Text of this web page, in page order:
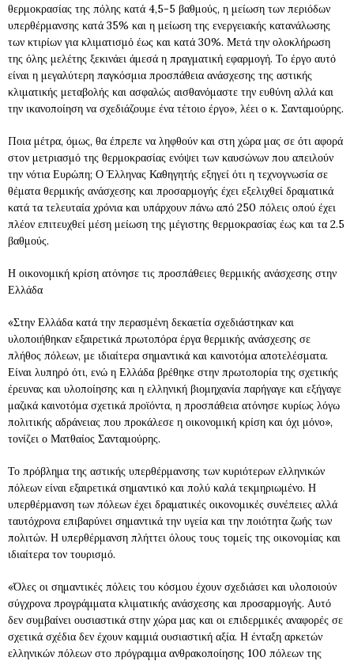
θερμοκρασίας της πόλης κατά 4,5-5 βαθμούς, η μείωση των περιόδων
υπερθέρμανσης κατά 35% και η μείωση της ενεργειακής κατανάλωσης
των κτιρίων για κλιματισμό έως και κατά 30%. Μετά την ολοκλήρωση
της όλης μελέτης ξεκινάει άμεσά η πραγματική εφαρμογή. Το έργο αυτό
είναι η μεγαλύτερη παγκόσμια προσπάθεια ανάσχεσης της αστικής
κλιματικής μεταβολής και ασφαλώς αισθανόμαστε την ευθύνη αλλά και
την ικανοποίηση να σχεδιάζουμε ένα τέτοιο έργο», λέει ο κ. Σανταμούρης.
Ποια μέτρα, όμως, θα έπρεπε να ληφθούν και στη χώρα μας σε ότι αφορά
στον μετριασμό της θερμοκρασίας ενόψει των καυσώνων που απειλούν
την νότια Ευρώπη; Ο Έλληνας Καθηγητής εξηγεί ότι η τεχνογνωσία σε
θέματα θερμικής ανάσχεσης και προσαρμογής έχει εξελιχθεί δραματικά
κατά τα τελευταία χρόνια και υπάρχουν πάνω από 250 πόλεις οπού έχει
πλέον επιτευχθεί μέση μείωση της μέγιστης θερμοκρασίας έως και τα 2.5
βαθμούς.
Η οικονομική κρίση ατόνησε τις προσπάθειες θερμικής ανάσχεσης στην
Ελλάδα
«Στην Ελλάδα κατά την περασμένη δεκαετία σχεδιάστηκαν και
υλοποιήθηκαν εξαιρετικά πρωτοπόρα έργα θερμικής ανάσχεσης σε
πλήθος πόλεων, με ιδιαίτερα σημαντικά και καινοτόμα αποτελέσματα.
Είναι λυπηρό ότι, ενώ η Ελλάδα βρέθηκε στην πρωτοπορία της σχετικής
έρευνας και υλοποίησης και η ελληνική βιομηχανία παρήγαγε και εξήγαγε
μαζικά καινοτόμα σχετικά προϊόντα, η προσπάθεια ατόνησε κυρίως λόγω
πολιτικής αδράνειας που προκάλεσε η οικονομική κρίση και όχι μόνο»,
τονίζει ο Ματθαίος Σανταμούρης.
Το πρόβλημα της αστικής υπερθέρμανσης των κυριότερων ελληνικών
πόλεων είναι εξαιρετικά σημαντικό και πολύ καλά τεκμηριωμένο. Η
υπερθέρμανση των πόλεων έχει δραματικές οικονομικές συνέπειες αλλά
ταυτόχρονα επιβαρύνει σημαντικά την υγεία και την ποιότητα ζωής των
πολιτών. Η υπερθέρμανση πλήττει όλους τους τομείς της οικονομίας και
ιδιαίτερα τον τουρισμό.
«Όλες οι σημαντικές πόλεις του κόσμου έχουν σχεδιάσει και υλοποιούν
σύγχρονα προγράμματα κλιματικής ανάσχεσης και προσαρμογής. Αυτό
δεν συμβαίνει ουσιαστικά στην χώρα μας και οι επιδερμικές αναφορές σε
σχετικά σχέδια δεν έχουν καμμιά ουσιαστική αξία. Η ένταξη αρκετών
ελληνικών πόλεων στο πρόγραμμα ανθρακοποίησης 100 πόλεων της